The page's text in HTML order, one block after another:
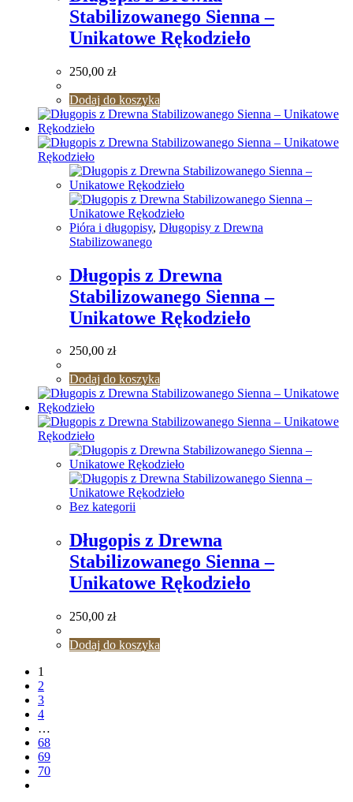
Stabilizowanego Sienna –
Unikatowe Rękodzieło
250,00 zł
Dodaj do koszyka
Pióra i długopisy, Długopisy z Drewna
Stabilizowanego
Długopis z Drewna
Stabilizowanego Sienna –
Unikatowe Rękodzieło
250,00 zł
Dodaj do koszyka
Bez kategorii
Długopis z Drewna
Stabilizowanego Sienna –
Unikatowe Rękodzieło
250,00 zł
Dodaj do koszyka
1
2
3
4
…
68
69
70